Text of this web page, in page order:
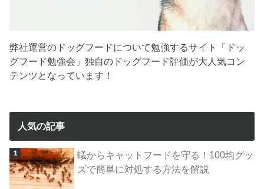
弊社運営のドッグフードについて勉強するサイト「ドッ
グフード勉強会」独自のドッグフード評価が大人気コン
テンツとなっています！
人気の記事
蟻からキャットフードを守る！100均グッ
ズで簡単に対処する方法を解説